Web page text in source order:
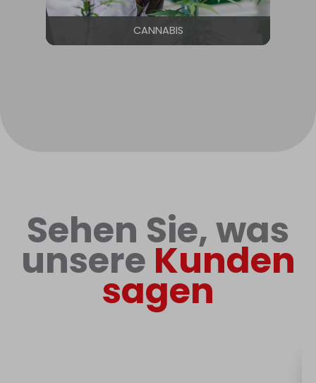
CANNABIS
Sehen Sie, was
unsere Kunden
sagen